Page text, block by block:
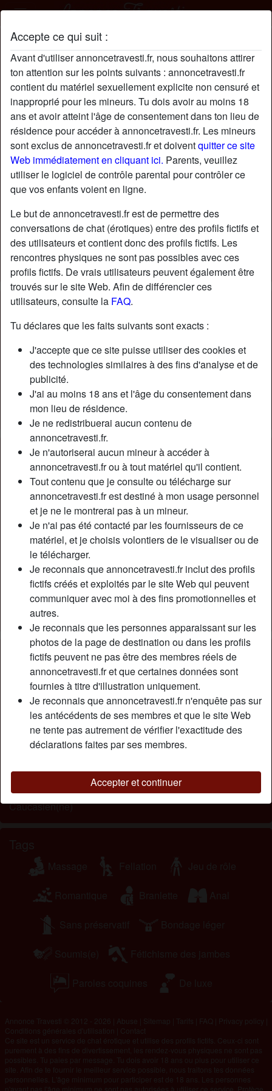
Accepte ce qui suit :
Avant d'utiliser annoncetravesti.fr, nous souhaitons attirer
ton attention sur les points suivants : annoncetravesti.fr
contient du matériel sexuellement explicite non censuré et
inapproprié pour les mineurs. Tu dois avoir au moins 18
ans et avoir atteint l'âge de consentement dans ton lieu de
résidence pour accéder à annoncetravesti.fr. Les mineurs
sont exclus de annoncetravesti.fr et doiventquitter ce site
Web immédiatement en cliquant ici. Parents, veuillez
utiliser le logiciel de contrôle parental pour contrôler ce
que vos enfants voient en ligne.
Le but de annoncetravesti.fr est de permettre des
conversations de chat (érotiques) entre des profils fictifs et
des utilisateurs et contient donc des profils fictifs. Les
rencontres physiques ne sont pas possibles avec ces
profils fictifs. De vrais utilisateurs peuvent également être
trouvés sur le site Web. Afin de différencier ces
utilisateurs, consulte la FAQ.
Tu déclares que les faits suivants sont exacts :
J'accepte que ce site puisse utiliser des cookies et
des technologies similaires à des fins d'analyse et de
publicité.
J'ai au moins 18 ans et l'âge du consentement dans
mon lieu de résidence.
Je ne redistribuerai aucun contenu de
annoncetravesti.fr.
Je n'autoriserai aucun mineur à accéder à
annoncetravesti.fr ou à tout matériel qu'il contient.
Tout contenu que je consulte ou télécharge sur
annoncetravesti.fr est destiné à mon usage personnel
et je ne le montrerai pas à un mineur.
Je n'ai pas été contacté par les fournisseurs de ce
matériel, et je choisis volontiers de le visualiser ou de
le télécharger.
Je reconnais que annoncetravesti.fr inclut des profils
fictifs créés et exploités par le site Web qui peuvent
communiquer avec moi à des fins promotionnelles et
autres.
Je reconnais que les personnes apparaissant sur les
photos de la page de destination ou dans les profils
fictifs peuvent ne pas être des membres réels de
annoncetravesti.fr et que certaines données sont
fournies à titre d'illustration uniquement.
Je reconnais que annoncetravesti.fr n'enquête pas sur
les antécédents de ses membres et que le site Web
ne tente pas autrement de vérifier l'exactitude des
déclarations faites par ses membres.
Accepter et continuer
MariePChagnon profil
starAjouter chatDiscuter !
Nickname:
MariePChagnon
Âge:
28
Pays:
France
Département:
Hauts-de-Seine
Sexe:
Transexuelle
Sexualité:
Bisexuel(le)
Relation:
Couleur des cheveux:
Foncé
Couleur des yeux:
Bleu
Poids:
67 Kg
Fumeur(euse):
Description
Impossible de passer sous silence ma verge, pour une tgirl
je suis franchement pas à plaindre, elle fait 17 cm, bien
droite, érections puissantes qui peuvent durer des heures
s’il le faut, j’ai tout ce qu’il faut pour fournir des orgasmes à
la chaîne !!! Rare sont ceux qui sont passer dans mon lit et
qui n’en n’ont pas redemandé !!! Feras-tu parti du lot ???
Cherche
Homme, Couple, Hétéro, Gay, Bisexuel(le), Asiatique,
Caucasien(ne)